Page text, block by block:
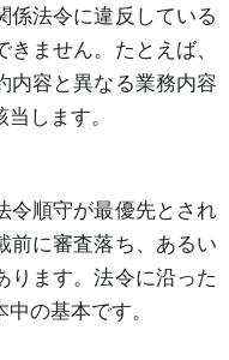
係法令に違反している
ません。たとえば、
内容と異なる業務内容
します。
令順守が最優先とされ
前に審査落ち、あるい
ります。法令に沿った
の基本です。